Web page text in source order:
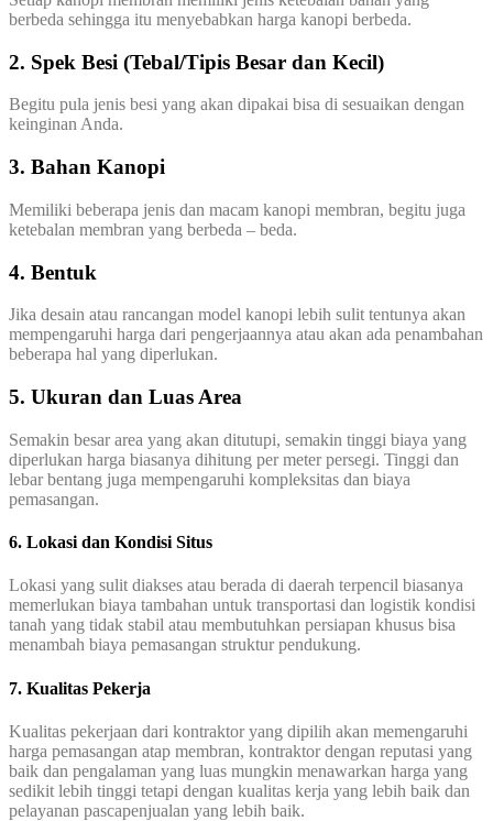
berbeda sehingga itu menyebabkan harga kanopi berbeda.
2. Spek Besi (Tebal/Tipis Besar dan Kecil)
Begitu pula jenis besi yang akan dipakai bisa di sesuaikan dengan
keinginan Anda.
3. Bahan Kanopi
Memiliki beberapa jenis dan macam kanopi membran, begitu juga
ketebalan membran yang berbeda – beda.
4. Bentuk
Jika desain atau rancangan model kanopi lebih sulit tentunya akan
mempengaruhi harga dari pengerjaannya atau akan ada penambahan
beberapa hal yang diperlukan.
5. Ukuran dan Luas Area
Semakin besar area yang akan ditutupi, semakin tinggi biaya yang
diperlukan harga biasanya dihitung per meter persegi. Tinggi dan
lebar bentang juga mempengaruhi kompleksitas dan biaya
pemasangan.
6. Lokasi dan Kondisi Situs
Lokasi yang sulit diakses atau berada di daerah terpencil biasanya
memerlukan biaya tambahan untuk transportasi dan logistik kondisi
tanah yang tidak stabil atau membutuhkan persiapan khusus bisa
menambah biaya pemasangan struktur pendukung.
7. Kualitas Pekerja
Kualitas pekerjaan dari kontraktor yang dipilih akan memengaruhi
harga pemasangan atap membran, kontraktor dengan reputasi yang
baik dan pengalaman yang luas mungkin menawarkan harga yang
sedikit lebih tinggi tetapi dengan kualitas kerja yang lebih baik dan
pelayanan pascapenjualan yang lebih baik.